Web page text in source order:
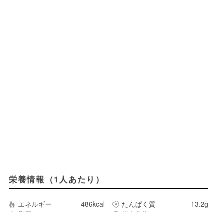
栄養情報（1人あたり）
エネルギー 486kcal たんぱく質
13.2g